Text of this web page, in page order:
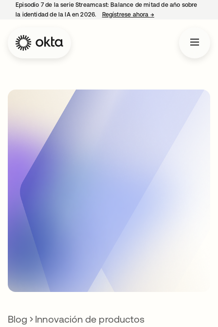
Episodio 7 de la serie Streamcast: Balance de mitad de año sobre
la identidad de la IA en 2026.
Regístrese ahora →se abre en una
Blog Innovación de productos